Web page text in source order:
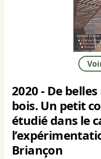
2020 - De
bois. Un petit
étudié dans le
Briançon